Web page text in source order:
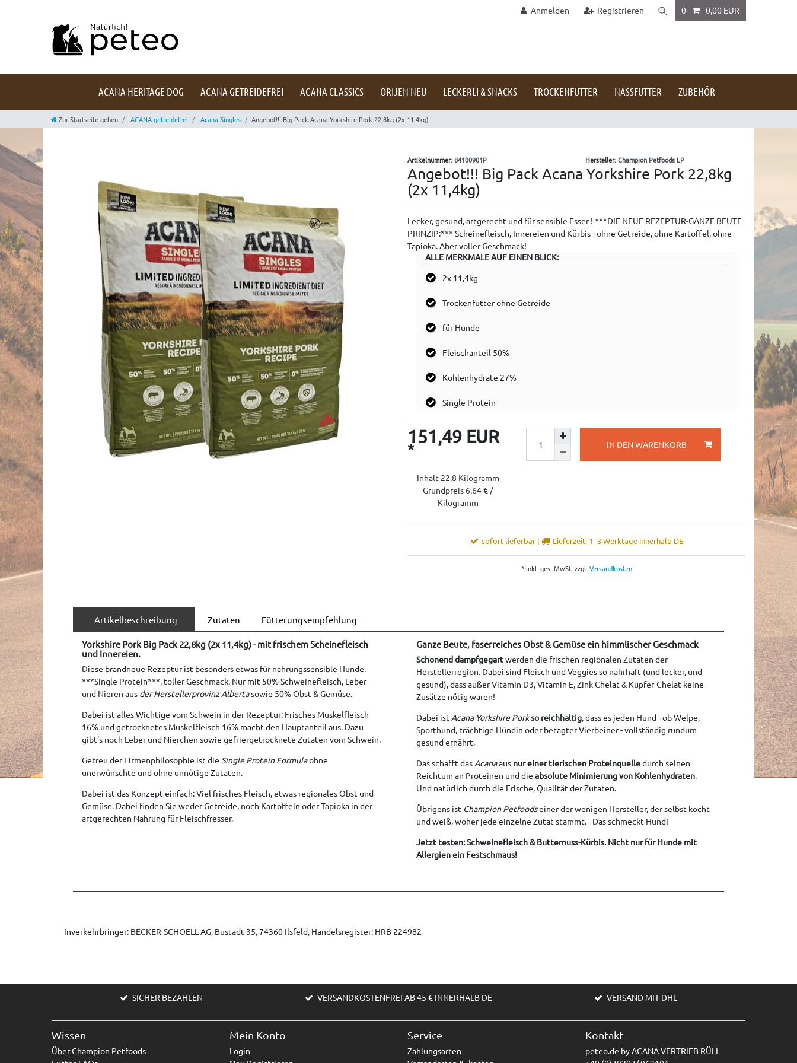
Anmelden Registrieren 0 0,00 EUR
ACANA HERITAGE DOG ACANA GETREIDEFREI ACANA CLASSICS ORIJEN NEU LECKERLI & SNACKS TROCKENFUTTER NASSFUTTER ZUBEHÖR
Zur Startseite gehen ACANA getreidefrei Acana Singles Angebot!!! Big Pack Acana Yorkshire Pork 22,8kg (2x 11,4kg)
Artikelnummer:84100901P Hersteller:Champion Petfoods LP
Angebot!!! Big Pack Acana Yorkshire Pork 22,8kg
(2x 11,4kg)
Lecker, gesund, artgerecht und für sensible Esser ! ***DIE NEUE REZEPTUR-GANZE BEUTE
PRINZIP:*** Scheinefleisch, Innereien und Kürbis - ohne Getreide, ohne Kartoffel, ohne
Tapioka. Aber voller Geschmack!
ALLE MERKMALE AUF EINEN BLICK:
2x 11,4kg
Trockenfutter ohne Getreide
für Hunde
Fleischanteil 50%
Kohlenhydrate 27%
Single Protein
151,49 EUR
*
Inhalt 22,8 Kilogramm
Grundpreis 6,64 € /
Kilogramm
IN DEN WARENKORB
sofort lieferbar | Lieferzeit: 1 -3 Werktage innerhalb DE
* inkl. ges. MwSt. zzgl. Versandkosten
Artikelbeschreibung Zutaten Fütterungsempfehlung
Yorkshire Pork Big Pack 22,8kg (2x 11,4kg) - mit frischem Scheinefleisch
und Innereien.
Diese brandneue Rezeptur ist besonders etwas für nahrungssensible Hunde.
***Single Protein***, toller Geschmack. Nur mit 50% Schweinefleisch, Leber
und Nieren aus der Herstellerprovinz Albertasowie 50% Obst & Gemüse.
Dabei ist alles Wichtige vom Schwein in der Rezeptur: Frisches Muskelfleisch
16% und getrocknetes Muskelfleisch 16% macht den Hauptanteil aus. Dazu
gibt's noch Leber und Nierchen sowie gefriergetrocknete Zutaten vom Schwein.
Getreu der Firmenphilosophie ist die Single Protein Formulaohne
unerwünschte und ohne unnötige Zutaten.
Dabei ist das Konzept einfach: Viel frisches Fleisch, etwas regionales Obst und
Gemüse. Dabei finden Sie weder Getreide, noch Kartoffeln oder Tapioka in der
artgerechten Nahrung für Fleischfresser.
Ganze Beute, faserreiches Obst & Gemüse ein himmlischer Geschmack
Schonend dampfgegartwerden die frischen regionalen Zutaten der
Herstellerregion. Dabei sind Fleisch und Veggies so nahrhaft (und lecker, und
gesund), dass außer Vitamin D3, Vitamin E, Zink Chelat & Kupfer-Chelat keine
Zusätze nötig waren!
Dabei ist Acana Yorkshire Porkso reichhaltig, dass es jeden Hund - ob Welpe,
Sporthund, trächtige Hündin oder betagter Vierbeiner - vollständig rundum
gesund ernährt.
Das schafft das Acanaaus nur einer tierischen Proteinquelledurch seinen
Reichtum an Proteinen und die absolute Minimierung von Kohlenhydraten. -
Und natürlich durch die Frische, Qualität der Zutaten.
Übrigens ist Champion Petfoodseiner der wenigen Hersteller, der selbst kocht
und weiß, woher jede einzelne Zutat stammt. - Das schmeckt Hund!
Jetzt testen: Schweinefleisch & Butternuss-Kürbis. Nicht nur für Hunde mit
Allergien ein Festschmaus!
Inverkehrbringer: BECKER-SCHOELL AG, Bustadt 35, 74360 Ilsfeld, Handelsregister: HRB 224982
SICHER BEZAHLEN VERSANDKOSTENFREI AB 45 € INNERHALB DE VERSAND MIT DHL
Wissen
Über Champion Petfoods
Mein Konto
Login
Service
Zahlungsarten
Kontakt
peteo.de by ACANA VERTRIEB RÜLL